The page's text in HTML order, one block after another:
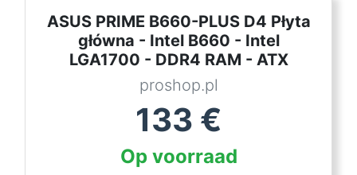
ASUS PRIME B660-PLUS D4 Płyta
główna - Intel B660 - Intel
LGA1700 - DDR4 RAM - ATX
proshop.pl
133 €
Op voorraad